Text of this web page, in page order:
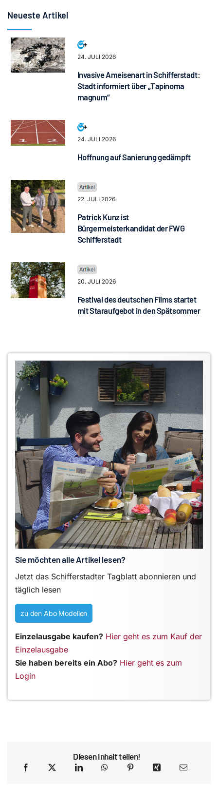
Neueste Artikel
24. JULI 2026
Invasive Ameisenart in Schifferstadt:
Stadt informiert über „Tapinoma
magnum“
24. JULI 2026
Hoffnung auf Sanierung gedämpft
22. JULI 2026
Patrick Kunz ist
Bürgermeisterkandidat der FWG
Schifferstadt
20. JULI 2026
Festival des deutschen Films startet
mit Staraufgebot in den Spätsommer
Sie möchten alle Artikel lesen?
Jetzt das Schifferstadter Tagblatt abonnieren und
täglich lesen
zu den Abo Modellen
Einzelausgabe kaufen? Hier geht es zum Kauf der
Einzelausgabe
Sie haben bereits ein Abo? Hier geht es zum
Login
Diesen Inhalt teilen!